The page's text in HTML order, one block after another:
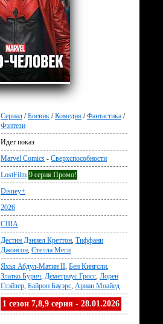
Сериал /Боевик /Комедия /Фантастика /
Фэнтези
Идет показ
Marvel Comics - Сверхспособности
LostFilm 9 серия Промо!
Disney+
2026
США
Дестин Дэниел Креттон, Тиффани
Джонсон, Стелла Меги
Яхья Абдул-Матин II, Бен Кингсли,
Златко Бурич, Деметриус Гросс, Лорен
Глэйзер, Байрон Бауэрс, Ариан Моайед
1 сезон 7,8,9 серия - 28.01.2026